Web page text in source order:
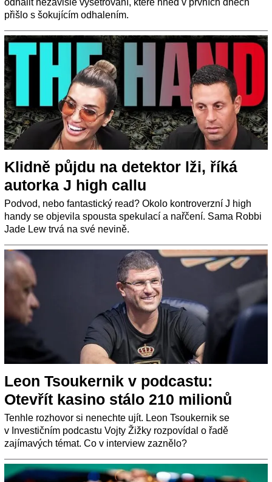
odhalit nezávislé vyšetřování, které hned v prvních dnech
přišlo s šokujícím odhalením.
Klidně půjdu na detektor lži, říká
autorka J high callu
Podvod, nebo fantastický read? Okolo kontroverzní J high
handy se objevila spousta spekulací a nařčení. Sama Robbi
Jade Lew trvá na své nevině.
Leon Tsoukernik v podcastu:
Otevřít kasino stálo 210 milionů
Tenhle rozhovor si nenechte ujít. Leon Tsoukernik se
v Investičním podcastu Vojty Žižky rozpovídal o řadě
zajímavých témat. Co v interview zaznělo?